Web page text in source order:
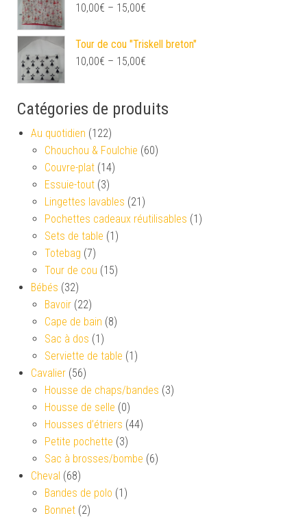
10,00€ – 15,00€
Tour de cou "Triskell breton"
10,00€ – 15,00€
Catégories de produits
Au quotidien (122)
Chouchou & Foulchie (60)
Couvre-plat (14)
Essuie-tout (3)
Lingettes lavables (21)
Pochettes cadeaux réutilisables (1)
Sets de table (1)
Totebag (7)
Tour de cou (15)
Bébés (32)
Bavoir (22)
Cape de bain (8)
Sac à dos (1)
Serviette de table (1)
Cavalier (56)
Housse de chaps/bandes (3)
Housse de selle (0)
Housses d’étriers (44)
Petite pochette (3)
Sac à brosses/bombe (6)
Cheval (68)
Bandes de polo (1)
Bonnet (2)